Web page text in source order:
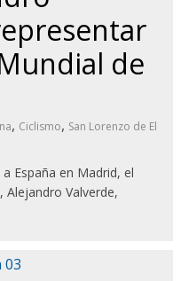
de
, Ciclismo, San Lorenzo de El
España en Madrid, el
Alejandro Valverde,